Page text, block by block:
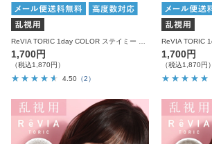
ReVIA TORIC 1day COLOR ステイミー 乱視用 10枚入り レヴィア カラコン
1,700円
（税込1,870円）
4.50 （2）
1,700円
（税込1,870円）